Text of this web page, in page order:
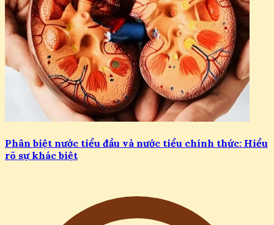
Phân biệt nước tiểu đầu và nước tiểu chính thức: Hiểu
rõ sự khác biệt